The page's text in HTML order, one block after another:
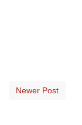
Newer Post